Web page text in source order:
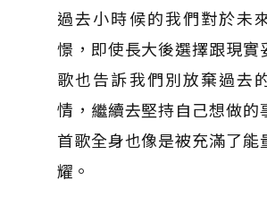
過去小時候的我們對於未
憬，即使長大後選擇跟現實
歌也告訴我們別放棄過去
情，繼續去堅持自己想做的
首歌全身也像是被充滿了能
耀。